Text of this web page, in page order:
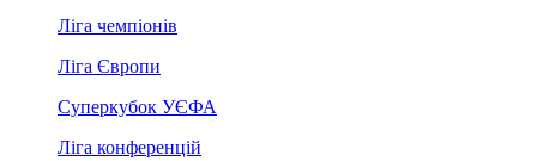
Ліга чемпіонів
Ліга Європи
Суперкубок УЄФА
Ліга конференцій